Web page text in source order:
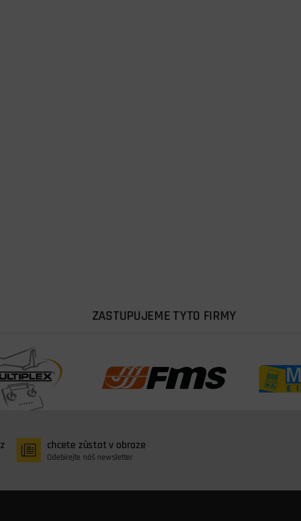
ZASTUPUJEME TYTO FIRMY
chcete zůstat v obraze
Odebírejte náš newsletter